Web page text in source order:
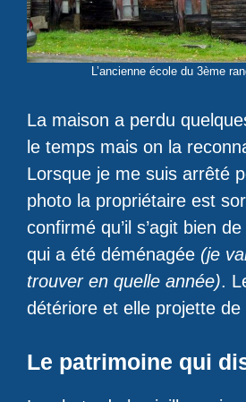
L’ancienne école du 3ème
La maison a perdu
le temps mais on la
Lorsque je me suis arrêté
photo la propriétaire est
confirmé qu’il s’agit bien
qui a été déménagée (je
trouver en quelle année).
détériore et elle projette de
Le patrimoine qui